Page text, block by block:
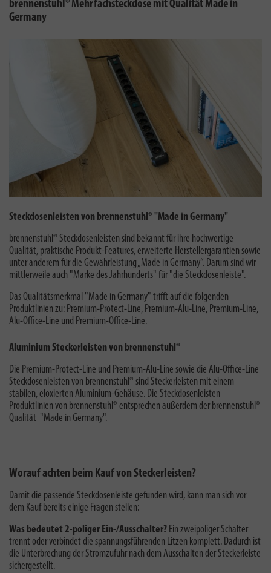
brennenstuhl® Mehrfachsteckdose mit Qualität Made in
Germany
Steckdosenleisten von brennenstuhl® "Made in Germany"
brennenstuhl® Steckdosenleisten sind bekannt für ihre hochwertige
Qualität, praktische Produkt-Features, erweiterte Herstellergarantien sowie
unter anderem für die Gewährleistung „Made in Germany“. Darum sind wir
mittlerweile auch "Marke des Jahrhunderts" für "die Steckdosenleiste".
Das Qualitätsmerkmal "Made in Germany" trifft auf die folgenden
Produktlinien zu: Premium-Protect-Line, Premium-Alu-Line, Premium-Line,
Alu-Office-Line und Premium-Office-Line.
Aluminium Steckerleisten von brennenstuhl®
Die Premium-Protect-Line und Premium-Alu-Line sowie die Alu-Office-Line
Steckdosenleisten von brennenstuhl® sind Steckerleisten mit einem
stabilen, eloxierten Aluminium-Gehäuse. Die Steckdosenleisten
Produktlinien von brennenstuhl® entsprechen außerdem der brennenstuhl®
Qualität "Made in Germany".
Worauf achten beim Kauf von Steckerleisten?
Damit die passende Steckdosenleiste gefunden wird, kann man sich vor
dem Kauf bereits einige Fragen stellen:
Was bedeutet 2-poliger Ein-/Ausschalter? Ein zweipoliger Schalter
trennt oder verbindet die spannungsführenden Litzen komplett. Dadurch ist
die Unterbrechung der Stromzufuhr nach dem Ausschalten der Steckerleiste
sichergestellt.